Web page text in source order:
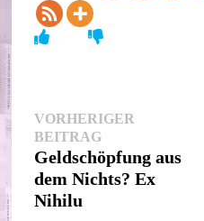
VORHERIGER
BEITRAGVorheriger
Beitrag:
Geldschöpfung aus
dem Nichts? Ex
Nihilu